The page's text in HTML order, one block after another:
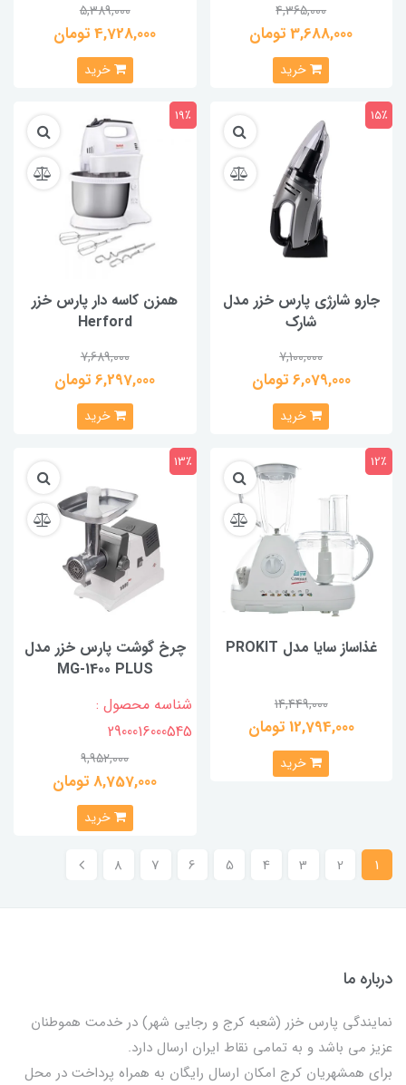
4,365,000
3,688,000 تومان
خرید
5,389,000
4,728,000 تومان
خرید
جارو شارژی پارس خزر مدل
شارک
7,100,000
6,079,000 تومان
15٪
خرید
همزن کاسه دار پارس خزر
Herford
7,689,000
6,297,000 تومان
19٪
خرید
غذاساز سایا مدل PROKIT
14,449,000
12,794,000 تومان
12٪
خرید
چرخ گوشت پارس خزر مدل
MG-1400 PLUS
شناسه محصول :
2900016000545
9,952,000
8,757,000 تومان
13٪
خرید
1
2
3
4
5
6
7
8
درباره ما
نمایندگی پارس خزر (شعبه کرج و رجایی شهر) در خدمت هموطنان
عزیز می باشد و به تمامی نقاط ایران ارسال دارد.
برای همشهریان کرج امکان ارسال رایگان به همراه پرداخت در محل